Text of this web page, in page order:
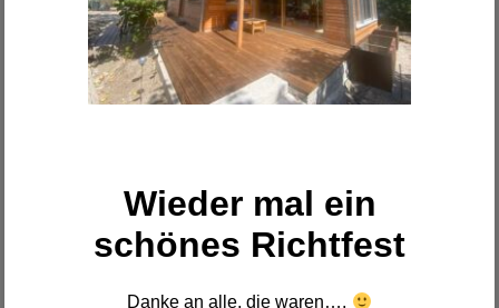
Wieder mal ein
schönes Richtfest
Danke an alle, die waren….